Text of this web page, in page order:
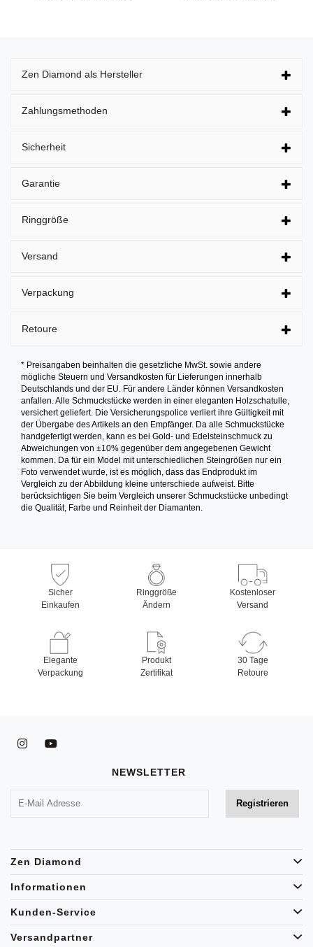
Zen Diamond als Hersteller
Zahlungsmethoden
Sicherheit
Garantie
Ringgröße
Versand
Verpackung
Retoure
* Preisangaben beinhalten die gesetzliche MwSt. sowie andere
mögliche Steuern und Versandkosten für Lieferungen innerhalb
Deutschlands und der EU. Für andere Länder können Versandkosten
anfallen. Alle Schmuckstücke werden in einer eleganten Holzschatulle,
versichert geliefert. Die Versicherungspolice verliert ihre Gültigkeit mit
der Übergabe des Artikels an den Empfänger. Da alle Schmuckstücke
handgefertigt werden, kann es bei Gold- und Edelsteinschmuck zu
Abweichungen von ±10% gegenüber dem angegebenen Gewicht
kommen. Da für ein Model mit unterschiedlichen Steingrößen nur ein
Foto verwendet wurde, ist es möglich, dass das Endprodukt im
Vergleich zu der Abbildung kleine unterschiede aufweist. Bitte
berücksichtigen Sie beim Vergleich unserer Schmuckstücke unbedingt
die Qualität, Farbe und Reinheit der Diamanten.
Sicher
Einkaufen
Ringgröße
Ändern
Kostenloser
Versand
Elegante
Verpackung
Produkt
Zertifikat
30 Tage
Retoure
NEWSLETTER
Zen Diamond
Informationen
Kunden-Service
Versandpartner